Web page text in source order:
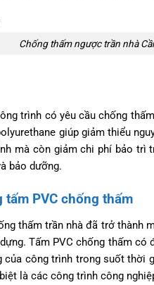
Chống thấm ngược trần nhà
trình có yêu cầu chống
giúp giảm thiểu
mà còn giảm chi phí bảo trì
bảo dưỡng.
PVC chống thấm
thấm trần nhà đã trở thành
Tấm PVC chống thấm
của công trình trong suốt
là các công trình công